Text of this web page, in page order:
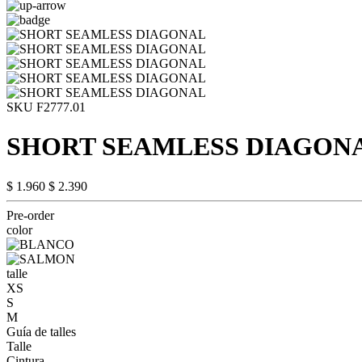
SKU F2777.01
SHORT SEAMLESS
$ 1.960 $ 2.390
Pre-order
color
talle
XS
S
M
Guía de talles
Talle